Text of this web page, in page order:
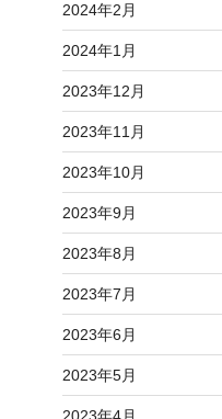
2024年2月
2024年1月
2023年12月
2023年11月
2023年10月
2023年9月
2023年8月
2023年7月
2023年6月
2023年5月